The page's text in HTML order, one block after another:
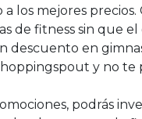
los mejores
de fitness sin que
descuento en
y no te
podrás